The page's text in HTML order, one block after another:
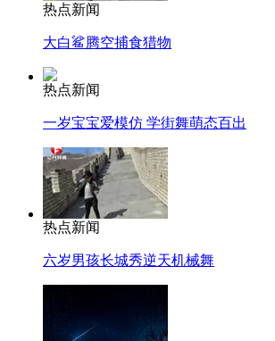
热点新闻
大白鲨腾空捕食猎物
热点新闻
一岁宝宝爱模仿 学街舞萌态百出
热点新闻
六岁男孩长城秀逆天机械舞